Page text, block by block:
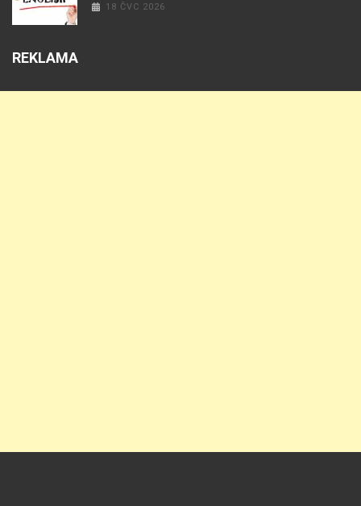
18 ČVC 2026
REKLAMA